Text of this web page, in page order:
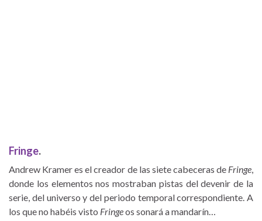
Fringe.
Andrew Kramer es el creador de las siete cabeceras de Fringe
donde los elementos nos mostraban pistas del devenir de la
serie, del universo y del periodo temporal correspondiente. A
los que no habéis visto Fringeos sonará a mandarín…